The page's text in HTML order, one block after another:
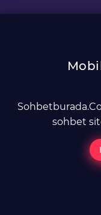
sohbet